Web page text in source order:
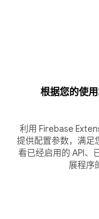
根据您的使
利用 Firebase
提供配置参数，满足
看已经启用的 API、
展程序